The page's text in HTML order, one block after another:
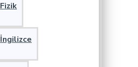
Fizik
İngilizce